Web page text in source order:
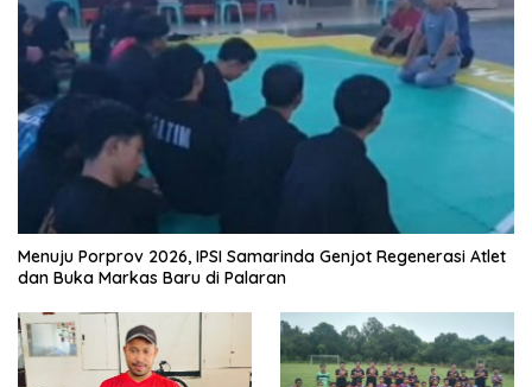
Menuju Porprov 2026, IPSI Samarinda Genjot Regenerasi Atlet
dan Buka Markas Baru di Palaran